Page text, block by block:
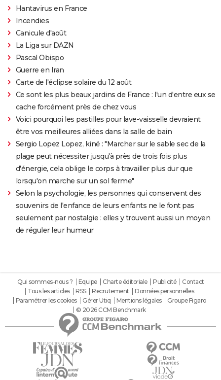
Hantavirus en France
Incendies
Canicule d'août
La Liga sur DAZN
Pascal Obispo
Guerre en Iran
Carte de l'éclipse solaire du 12 août
Ce sont les plus beaux jardins de France : l'un d'entre eux se
cache forcément près de chez vous
Voici pourquoi les pastilles pour lave-vaisselle devraient
être vos meilleures alliées dans la salle de bain
Sergio Lopez Lopez, kiné : "Marcher sur le sable sec de la
plage peut nécessiter jusqu'à près de trois fois plus
d'énergie, cela oblige le corps à travailler plus dur que
lorsqu'on marche sur un sol ferme"
Selon la psychologie, les personnes qui conservent des
souvenirs de l'enfance de leurs enfants ne le font pas
seulement par nostalgie : elles y trouvent aussi un moyen
de réguler leur humeur
Qui sommes-nous ? Equipe Charte éditoriale Publicité
Contact
Tous les articles
RSS Recrutement
Données personnelles
Paramétrer les cookies
Gérer Utiq Mentions légales
Groupe Figaro
© 2026 CCM Benchmark